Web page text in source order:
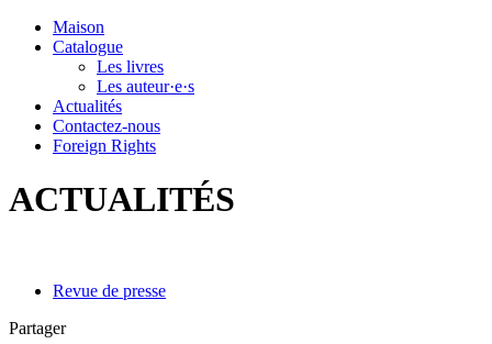
Maison
Catalogue
Les livres
Les auteur·e·s
Actualités
Contactez-nous
Foreign Rights
ACTUALITÉS
Revue de presse
Partager